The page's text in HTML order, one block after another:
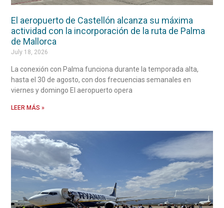
El aeropuerto de Castellón alcanza su máxima
actividad con la incorporación de la ruta de Palma
de Mallorca
July 18, 2026
La conexión con Palma funciona durante la temporada alta,
hasta el 30 de agosto, con dos frecuencias semanales en
viernes y domingo El aeropuerto opera
LEER MÁS »